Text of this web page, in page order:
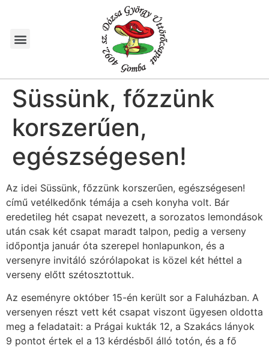
Süssünk, főzzünk
korszerűen,
egészségesen!
Az idei Süssünk, főzzünk korszerűen, egészségesen!
című vetélkedőnk témája a cseh konyha volt. Bár
eredetileg hét csapat nevezett, a sorozatos lemondások
után csak két csapat maradt talpon, pedig a verseny
időpontja január óta szerepel honlapunkon, és a
versenyre invitáló szórólapokat is közel két héttel a
verseny előtt szétosztottuk.
Az eseményre október 15-én került sor a Faluházban. A
versenyen részt vett két csapat viszont ügyesen oldotta
meg a feladatait: a Prágai kukták 12, a Szakács lányok
9 pontot értek el a 13 kérdésből álló totón, és a fő